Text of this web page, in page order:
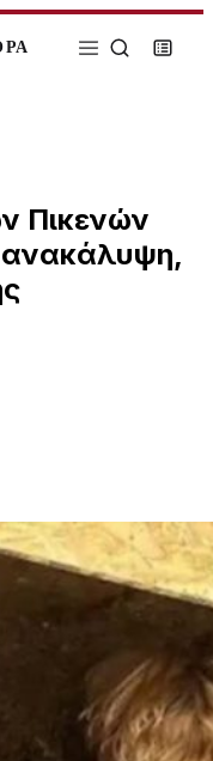
Πικενών
ανακάλυψη,